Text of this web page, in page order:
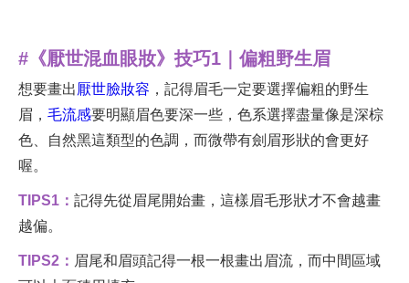
#《厭世混血眼妝》技巧1｜偏粗野生眉
想要畫出厭世臉妝容 ，記得眉毛一定要選擇偏粗的野生
眉， 毛流感要明顯眉色要深一些，色系選擇盡量像是深棕
色、自然黑這類型的色調，而微帶有劍眉形狀的會更好
喔。
TIPS1： 記得先從眉尾開始畫，這樣眉毛形狀才不會越畫
越偏。
TIPS2： 眉尾和眉頭記得一根一根畫出眉流，而中間區域